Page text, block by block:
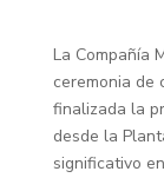
La Compañía
ceremonia de
finalizada la
desde la
significativo